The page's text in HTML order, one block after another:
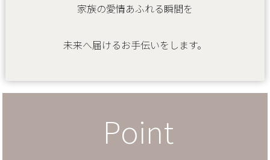
家族の愛情あふれる瞬間を
未来へ届けるお手伝いをします。
Point